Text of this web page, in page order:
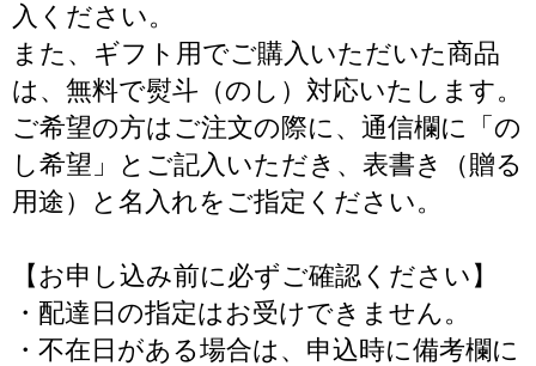
入ください。
また、ギフト用でご購入いただいた商品
は、無料で熨斗（のし）対応いたします。
ご希望の方はご注文の際に、通信欄に「の
し希望」とご記入いただき、表書き（贈る
用途）と名入れをご指定ください。
【お申し込み前に必ずご確認ください】
・配達日の指定はお受けできません。
・不在日がある場合は、申込時に備考欄に